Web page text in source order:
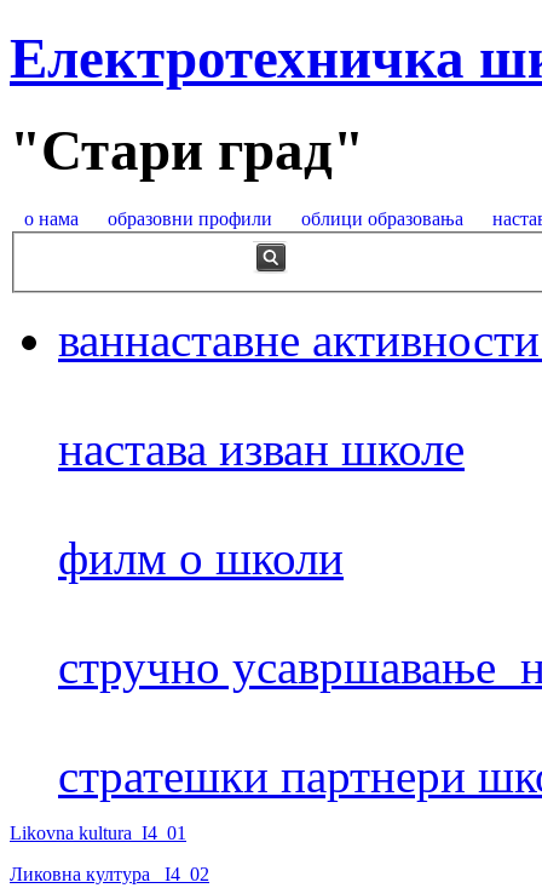
Електротехничка
"Стари град"
о нама образовни профили облици образовања
ваннаставне
настава изван школе
филм о школи
стручно усавршавање
стратешки партнери
Likovna kultura_I4_01
Ликовна култура_ I4_02